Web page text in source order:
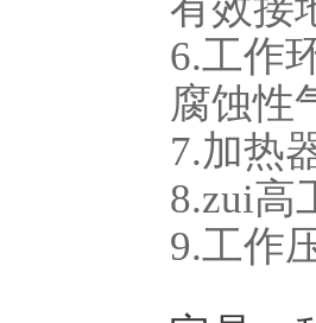
6.工作
腐蚀性
7.加热
8.zui高
9.工作